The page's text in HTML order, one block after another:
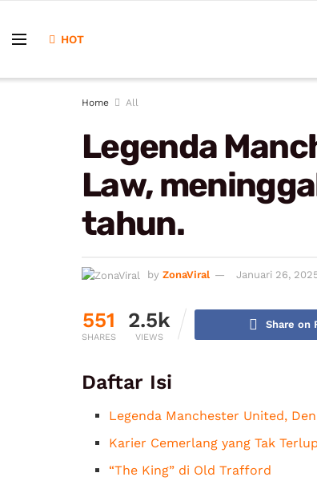
HOT
Home All
Legenda
Law,
tahun.
by ZonaViral Januari 26,
551
SHARES
2.5k
VIEWS
Share on
Daftar Isi
Legenda Manchester United,
Karier Cemerlang yang Tak
“The King” di Old Trafford